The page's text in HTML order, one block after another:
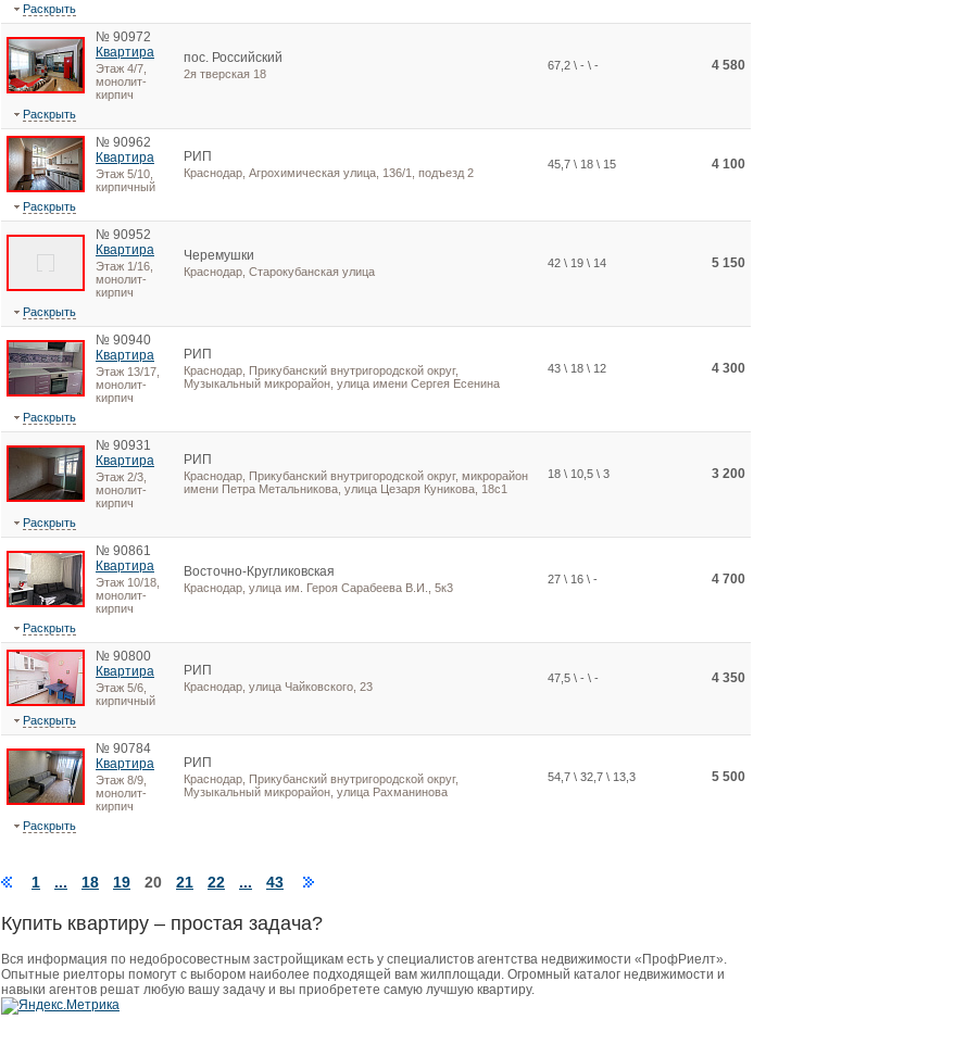
Раскрыть
№ 90972
Квартира
Этаж 4/7,
монолит-
кирпич
пос. Российский
2я тверская 18
67,2 \ - \ - 4 580
Раскрыть
№ 90962
Квартира
Этаж 5/10,
кирпичный
РИП
Краснодар, Агрохимическая улица, 136/1, подъезд 2
45,7 \ 18 \ 15 4 100
Раскрыть
№ 90952
Квартира
Этаж 1/16,
монолит-
кирпич
Черемушки
Краснодар, Старокубанская улица
42 \ 19 \ 14 5 150
Раскрыть
№ 90940
Квартира
Этаж 13/17,
монолит-
кирпич
РИП
Краснодар, Прикубанский внутригородской округ,
Музыкальный микрорайон, улица имени Сергея Есенина
43 \ 18 \ 12 4 300
Раскрыть
№ 90931
Квартира
Этаж 2/3,
монолит-
кирпич
РИП
Краснодар, Прикубанский внутригородской округ, микрорайон
имени Петра Метальникова, улица Цезаря Куникова, 18с1
18 \ 10,5 \ 3 3 200
Раскрыть
№ 90861
Квартира
Этаж 10/18,
монолит-
кирпич
Восточно-Кругликовская
Краснодар, улица им. Героя Сарабеева В.И., 5к3
27 \ 16 \ - 4 700
Раскрыть
№ 90800
Квартира
Этаж 5/6,
кирпичный
РИП
Краснодар, улица Чайковского, 23
47,5 \ - \ - 4 350
Раскрыть
№ 90784
Квартира
Этаж 8/9,
монолит-
кирпич
РИП
Краснодар, Прикубанский внутригородской округ,
Музыкальный микрорайон, улица Рахманинова
54,7 \ 32,7 \ 13,3 5 500
Раскрыть
1 ... 18 19 20 21 22 ... 43
Купить квартиру – простая задача?
Вся информация по недобросовестным застройщикам есть у специалистов агентства недвижимости «ПрофРиелт».
Опытные риелторы помогут с выбором наиболее подходящей вам жилплощади. Огромный каталог недвижимости и
навыки агентов решат любую вашу задачу и вы приобретете самую лучшую квартиру.